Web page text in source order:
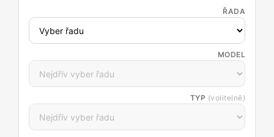
ŘADA
MODEL
TYP (volitelně)